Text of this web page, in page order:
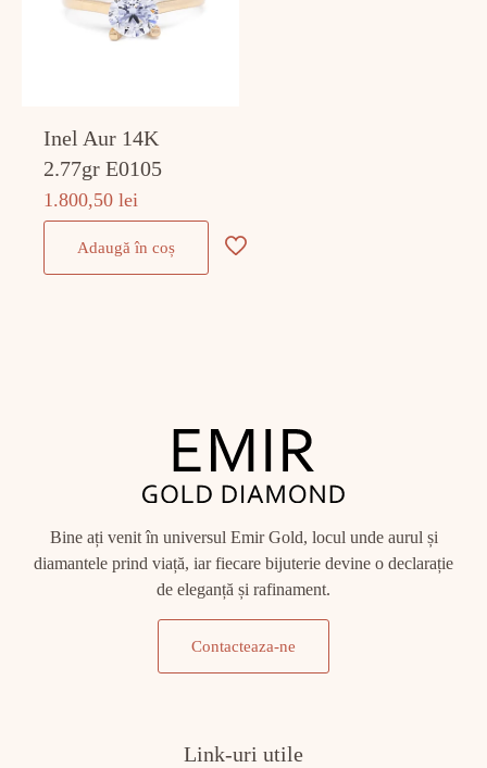
Inel Aur 14K
2.77gr E0105
1.800,50lei
Adaugă în coș
Bine ați venit în universul Emir Gold, locul unde aurul și
diamantele prind viață, iar fiecare bijuterie devine o declarație
de eleganță și rafinament.
Contacteaza-ne
Link-uri utile